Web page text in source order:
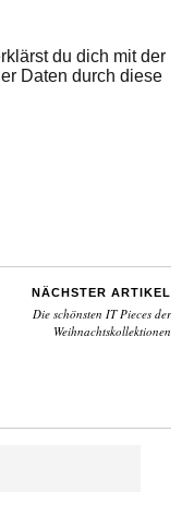
du dich mit der
Daten durch diese
NÄCHSTER ARTIKEL
Die schönsten IT Pieces der
Weihnachtskollektionen